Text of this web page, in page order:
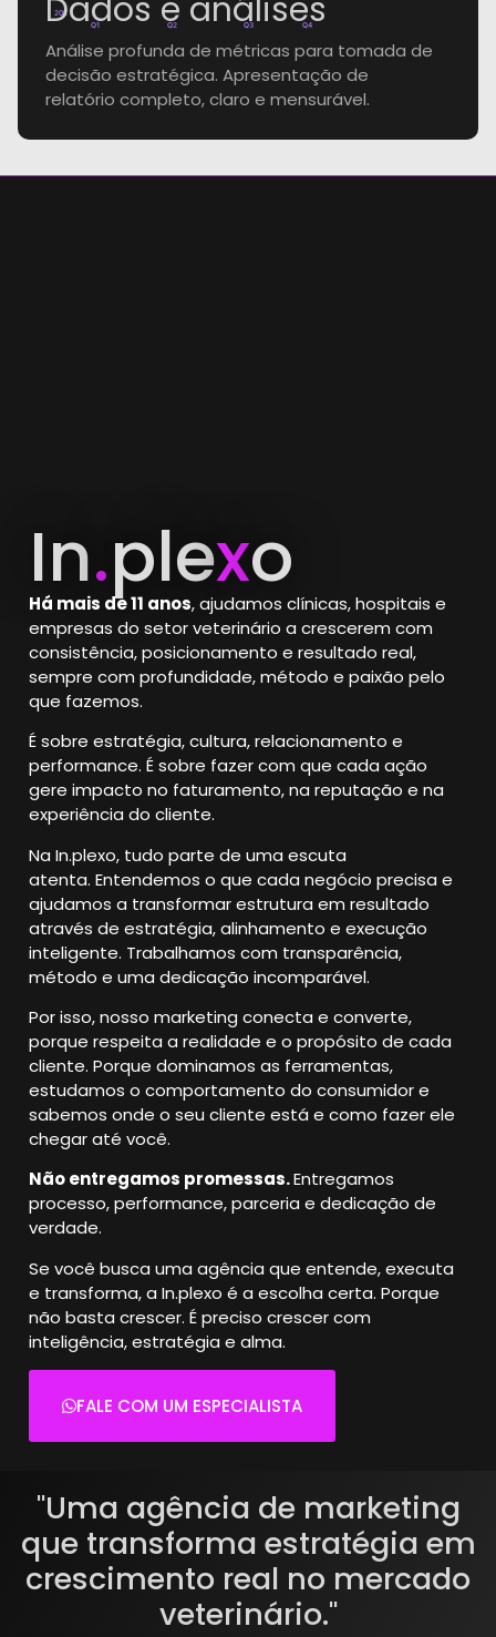
20k
Q1
Q2 Q3 Q4
Dados e análises
Análise profunda de métricas para tomada de
decisão estratégica. Apresentação de
relatório completo, claro e mensurável.
In.plexo
Há mais de 11 anos, ajudamos clínicas, hospitais e
empresas do setor veterinário a crescerem com
consistência, posicionamento e resultado real,
sempre com profundidade, método e paixão pelo
que fazemos.
É sobre estratégia, cultura, relacionamento e
performance. É sobre fazer com que cada ação
gere impacto no faturamento, na reputação e na
experiência do cliente.
Na In.plexo, tudo parte de uma escuta
atenta. Entendemos o que cada negócio precisa e
ajudamos a transformar estrutura em resultado
através de estratégia, alinhamento e execução
inteligente. Trabalhamos com transparência,
método e uma dedicação incomparável.
Por isso, nosso marketing conecta e converte,
porque respeita a realidade e o propósito de cada
cliente. Porque dominamos as ferramentas,
estudamos o comportamento do consumidor e
sabemos onde o seu cliente está e como fazer ele
chegar até você.
Não entregamos promessas.Entregamos
processo, performance, parceria e dedicação de
verdade.
Se você busca uma agência que entende, executa
e transforma, a In.plexo é a escolha certa. Porque
não basta crescer. É preciso crescer com
inteligência, estratégia e alma.
FALE COM UM ESPECIALISTA
"Uma agência de marketing
que transforma estratégia em
crescimento real no mercado
veterinário."